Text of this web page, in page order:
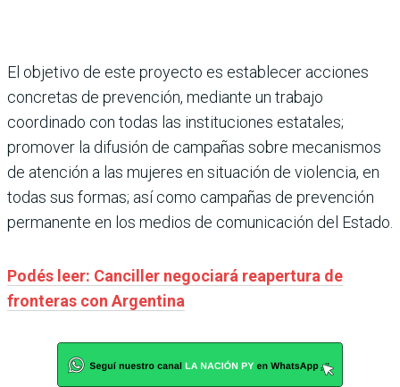
El objetivo de este proyecto es establecer acciones
concretas de prevención, mediante un trabajo
coordinado con todas las instituciones estatales;
promover la difusión de campañas sobre mecanismos
de atención a las mujeres en situación de violencia, en
todas sus formas; así como campañas de prevención
permanente en los medios de comunicación del Estado.
Podés leer: Canciller negociará reapertura de
fronteras con Argentina